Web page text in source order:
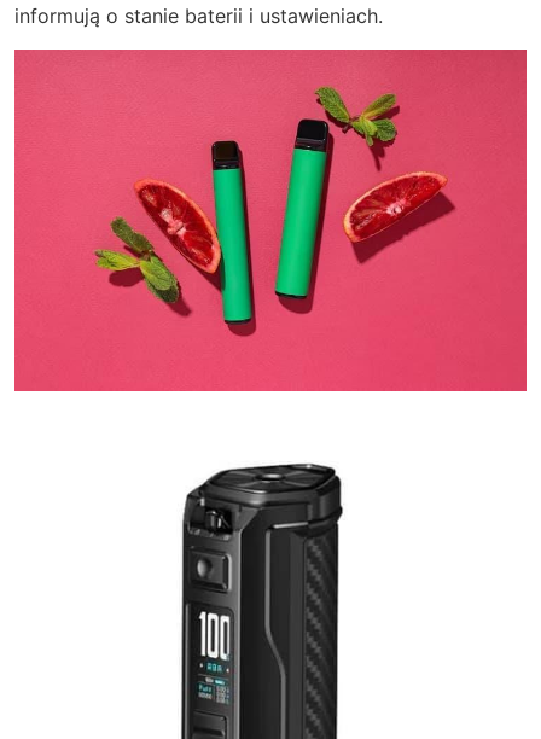
informują o stanie baterii i ustawieniach.